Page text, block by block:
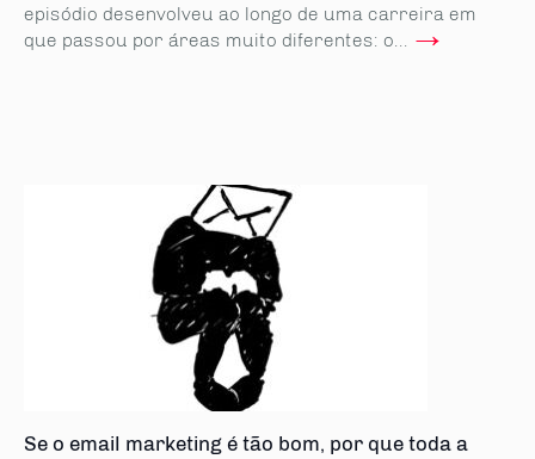
episódio desenvolveu ao longo de uma carreira em
que passou por áreas muito diferentes: o...→
Se o email marketing é tão bom, por que toda a